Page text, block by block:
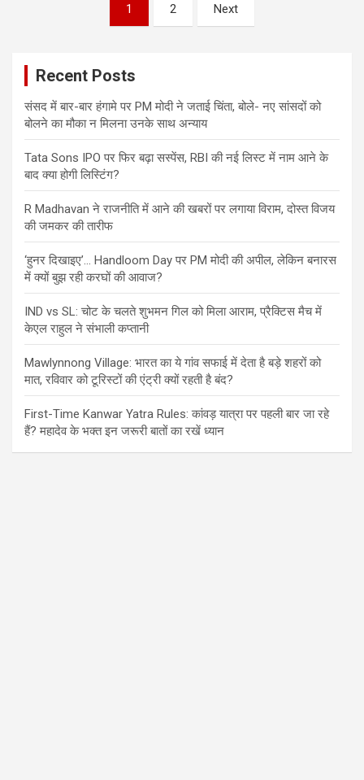
1 2 Next
Recent Posts
संसद में बार-बार हंगामे पर PM मोदी ने जताई चिंता, बोले- नए सांसदों को
बोलने का मौका न मिलना उनके साथ अन्याय
Tata Sons IPO पर फिर बढ़ा सस्पेंस, RBI की नई लिस्ट में नाम आने के
बाद क्या होगी लिस्टिंग?
R Madhavan ने राजनीति में आने की खबरों पर लगाया विराम, दोस्त विजय
की जमकर की तारीफ
‘हुनर दिखाइए’… Handloom Day पर PM मोदी की अपील, लेकिन बनारस
में क्यों बुझ रही करघों की आवाज?
IND vs SL: चोट के चलते शुभमन गिल को मिला आराम, प्रैक्टिस मैच में
केएल राहुल ने संभाली कप्तानी
Mawlynnong Village: भारत का ये गांव सफाई में देता है बड़े शहरों को
मात, रविवार को टूरिस्टों की एंट्री क्यों रहती है बंद?
First-Time Kanwar Yatra Rules: कांवड़ यात्रा पर पहली बार जा रहे
हैं? महादेव के भक्त इन जरूरी बातों का रखें ध्यान